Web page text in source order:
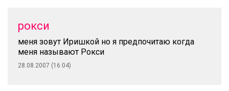
рокси
меня зовут Иришкой но я предпочитаю когда
меня называют Рокси
28.08.2007 (16:04)